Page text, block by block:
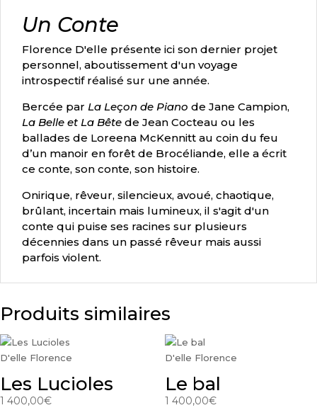
Un Conte
Florence D'elle présente ici son dernier projet
personnel, aboutissement d'un voyage
introspectif réalisé sur une année.
Bercée par La Leçon de Piano de Jane Campion,
La Belle et La Bête de Jean Cocteau ou les
ballades de Loreena McKennitt au coin du feu
d’un manoir en forêt de Brocéliande, elle a écrit
ce conte, son conte, son histoire.
Onirique, rêveur, silencieux, avoué, chaotique,
brûlant, incertain mais lumineux, il s'agit d'un
conte qui puise ses racines sur plusieurs
décennies dans un passé rêveur mais aussi
parfois violent.
Produits similaires
D'elle Florence
Les Lucioles
1 400,00€
D'elle Florence
Le bal
1 400,00€